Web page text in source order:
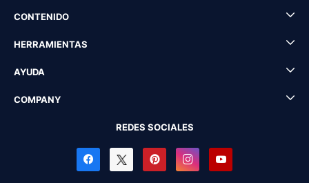
CONTENIDO
HERRAMIENTAS
AYUDA
COMPANY
REDES SOCIALES